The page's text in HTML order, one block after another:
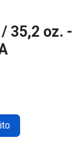
35,2 oz. -